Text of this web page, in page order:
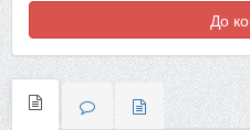
До